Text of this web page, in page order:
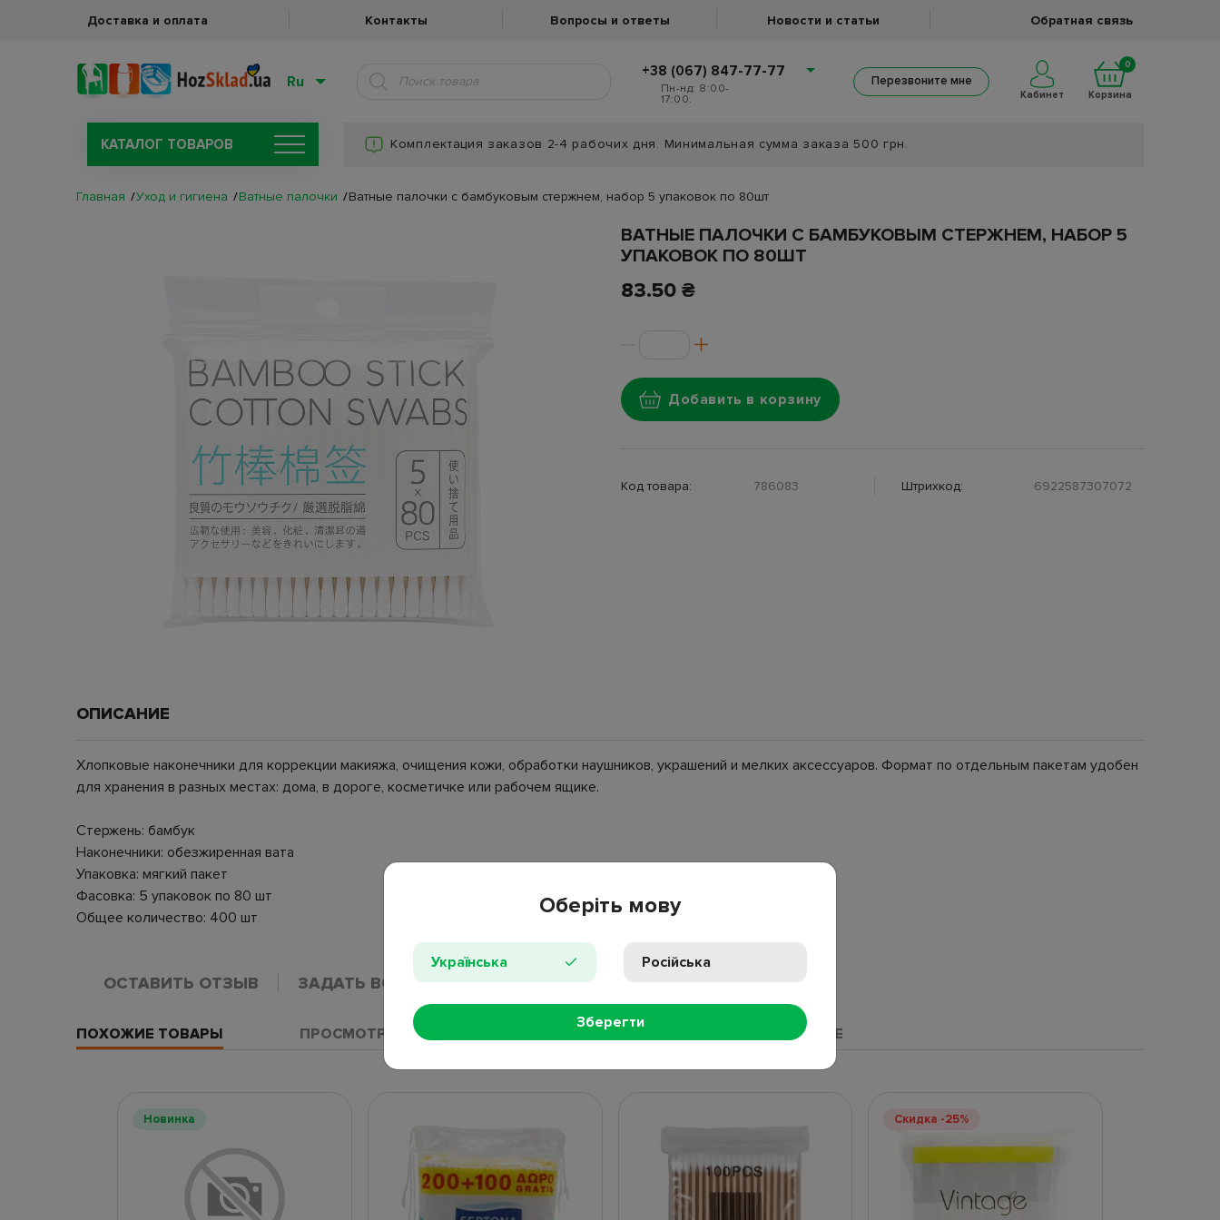
Доставка и оплата Контакты Вопросы и ответы Новости и статьи Обратная связь
Ru
+38 (067) 847-77-77
Пн-нд: 8:00-
17:00.
Перезвоните мне
Кабинет
0
Корзина
КАТАЛОГ ТОВАРОВ Комплектация заказов 2-4 рабочих дня. Минимальная сумма заказа 500 грн.
Главная Уход и гигиена Ватные палочки Ватные палочки с бамбуковым стержнем, набор 5 упаковок по 80шт
ВАТНЫЕ ПАЛОЧКИ С БАМБУКОВЫМ СТЕРЖНЕМ, НАБОР 5
УПАКОВОК ПО 80ШТ
83.50 ₴
Добавить в корзину
Код товара: 786083 Штрихкод: 6922587307072
ОПИСАНИЕ
Хлопковые наконечники для коррекции макияжа, очищения кожи, обработки наушников, украшений и мелких аксессуаров. Формат по отдельным пакетам удобен
для хранения в разных местах: дома, в дороге, косметичке или рабочем ящике.
Стержень: бамбук
Наконечники: обезжиренная вата
Упаковка: мягкий пакет
Фасовка: 5 упаковок по 80 шт
Общее количество: 400 шт
ОСТАВИТЬ ОТЗЫВ ЗАДАТЬ ВОПРОС
ПОХОЖИЕ ТОВАРЫ ПРОСМОТРЕННЫЕ ТОВАРЫ НОВИНКИ ПОПУЛЯРНЫЕ
Новинка Скидка -25%
Оберіть мову
Українська Російська
Зберегти